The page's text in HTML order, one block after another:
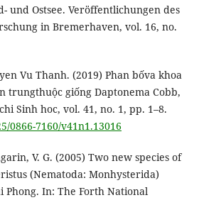
und Ostsee. Veröffentlichungen des
in Bremerhaven, vol. 16, no.
Vu Thanh. (2019) Phan bốva khoa
trungthuộc giống Daptonema Cobb,
Sinh hoc, vol. 41, no. 1, pp. 1–8.
0866-7160/v41n1.13016
V. G. (2005) Two new species of
(Nematoda: Monhysterida)
Phong. In: The Forth National